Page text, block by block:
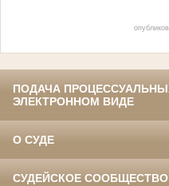
ПОДАЧА
ЭЛЕКТРОННОМ ВИДЕ
О СУДЕ
СУДЕЙСКОЕ СООБЩЕСТВО